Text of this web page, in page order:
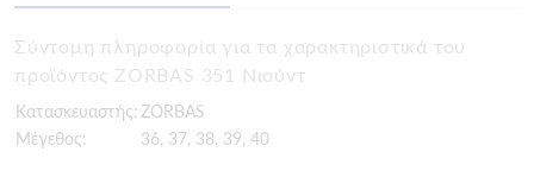
Σύντομη πληροφορία για τα χαρακτηριστικά του
προϊόντος ZORBAS 351 Νιούντ
Κατασκευαστής: ZORBAS
Μέγεθος:
36, 37, 38, 39, 40